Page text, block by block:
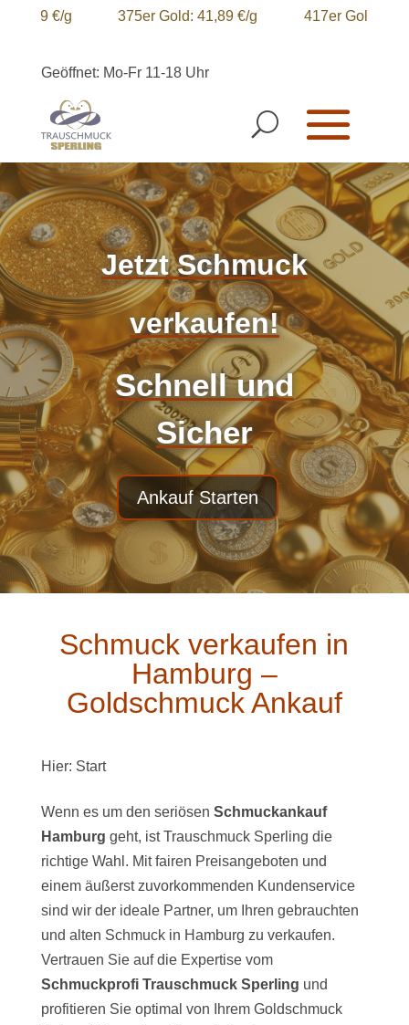
€/g 375er Gold: 41,89 €/g 417er Gold: 46,58
Geöffnet: Mo-Fr 11-18 Uhr
Jetzt Schmuck
verkaufen!
Schnell und
Sicher
Ankauf Starten
Schmuck verkaufen in
Hamburg –
Goldschmuck Ankauf
Hier: Start
Wenn es um den seriösen Schmuckankauf
Hamburg geht, ist Trauschmuck Sperling die
richtige Wahl. Mit fairen Preisangeboten und
einem äußerst zuvorkommenden Kundenservice
sind wir der ideale Partner, um Ihren gebrauchten
und alten Schmuck in Hamburg zu verkaufen.
Vertrauen Sie auf die Expertise vom
Schmuckprofi Trauschmuck Sperling und
profitieren Sie optimal von Ihrem Goldschmuck